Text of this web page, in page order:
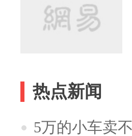
热点新闻
5万的小车卖